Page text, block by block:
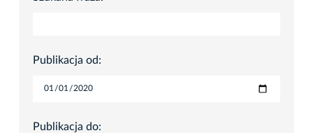
Publikacja od:
Publikacja do: